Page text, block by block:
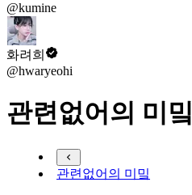
@kumine
화려희
@hwaryeohi
관련없어의 미밐
관련없어의 미밐